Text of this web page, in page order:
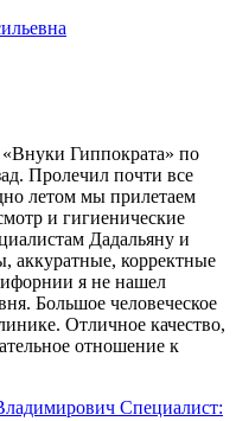
Гиппократа» по
Пролечил почти все
летом мы прилетаем
и гигиенические
Дадальяну и
корректные
я не нашел
Большое человеческое
Отличное качество,
отношение к
Специалист: